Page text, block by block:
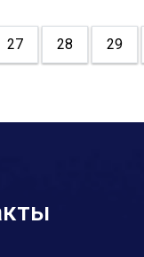
27 28 29